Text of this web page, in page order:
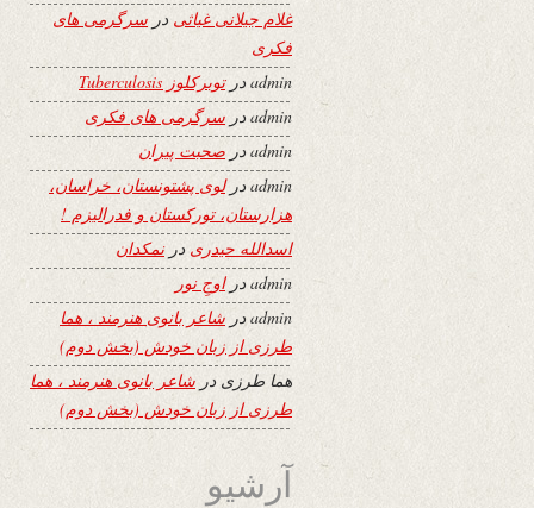
غلام جیلانی غیاثی در سرگرمی های
فکری
adminدرتوبرکلوز Tuberculosis
adminدر سرگرمی های فکری
adminدر صحبت پیران
adminدرلوی پشتونستان، خراسان،
هزارستان، تورکستان و فدرالیزم !
اسدالله حیدری درنمکدان
adminدراوجِ نور
adminدر شاعر بانوی هنرمند ، هما
طرزی از زبان خودش (بخش دوم)
هما طرزی در شاعر بانوی هنرمند ، هما
طرزی از زبان خودش (بخش دوم)
آرشیو